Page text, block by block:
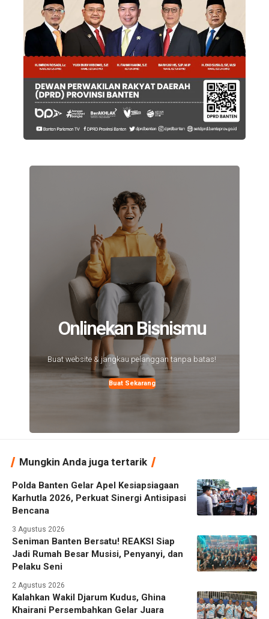
Onlinekan Bisnismu
Buat website & jangkau pelanggan tanpa batas!
Buat Sekarang
Mungkin Anda juga tertarik
Polda Banten Gelar Apel Kesiapsiagaan
Karhutla 2026, Perkuat Sinergi Antisipasi
Bencana
3 Agustus 2026
Seniman Banten Bersatu! REAKSI Siap
Jadi Rumah Besar Musisi, Penyanyi, dan
Pelaku Seni
2 Agustus 2026
Kalahkan Wakil Djarum Kudus, Ghina
Khairani Persembahkan Gelar Juara